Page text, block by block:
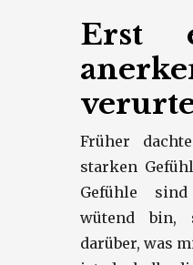
Erst
Früher
starken
Gefühle
wütend bin,
darüber, was